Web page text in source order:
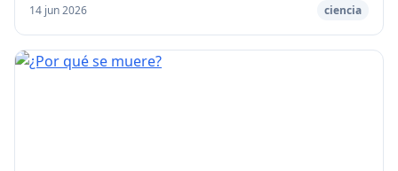
manera que esas dos cabezas sólo tenían un...
14 jun 2026 ciencia